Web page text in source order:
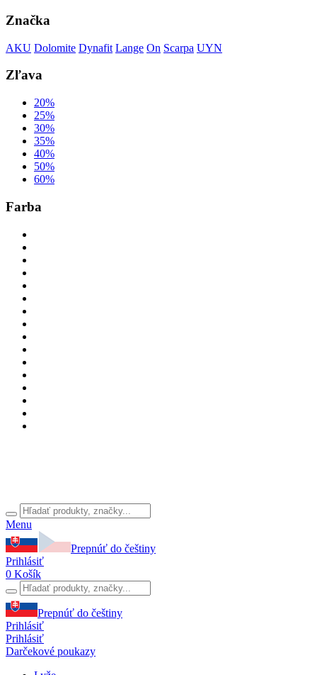
Značka
AKU Dolomite Dynafit Lange On Scarpa UYN
Zľava
20%
25%
30%
35%
40%
50%
60%
Farba
Menu
Prepnúť do češtiny
Prihlásiť
0 Košík
Prepnúť do češtiny
Prihlásiť
Prihlásiť
Darčekové poukazy